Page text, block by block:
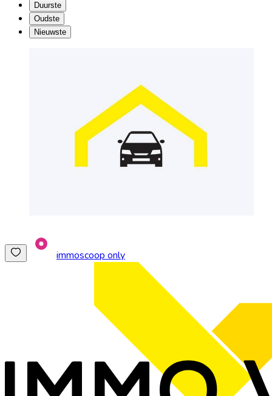
Duurste
Oudste
Nieuwste
immoscoop only